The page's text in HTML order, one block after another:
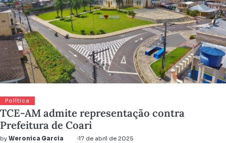
Política
TCE-AM admite representação contra
Prefeitura de Coari
by Weronica Garcia 17 de abril de 2025